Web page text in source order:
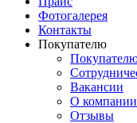
Фотогалерея
Контакты
Покупателю
Вакансии
О компании
Отзывы